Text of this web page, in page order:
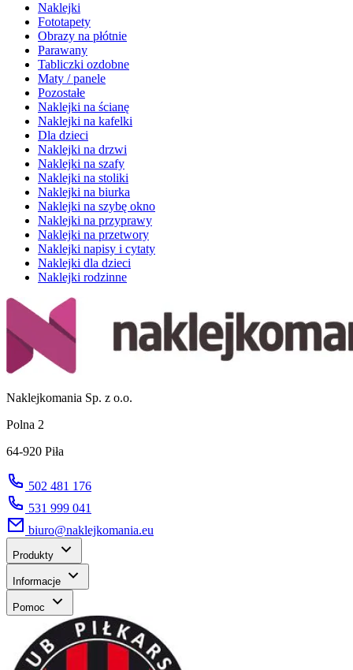
Naklejki
Fototapety
Obrazy na płótnie
Parawany
Tabliczki ozdobne
Maty / panele
Pozostałe
Naklejki na ścianę
Naklejki na kafelki
Dla dzieci
Naklejki na drzwi
Naklejki na szafy
Naklejki na stoliki
Naklejki na biurka
Naklejki na szybę okno
Naklejki na przyprawy
Naklejki na przetwory
Naklejki napisy i cytaty
Naklejki dla dzieci
Naklejki rodzinne
Naklejkomania Sp. z o.o.
Polna 2
64-920 Piła
502 481 176
531 999 041
biuro@naklejkomania.eu
Produkty
Informacje
Pomoc